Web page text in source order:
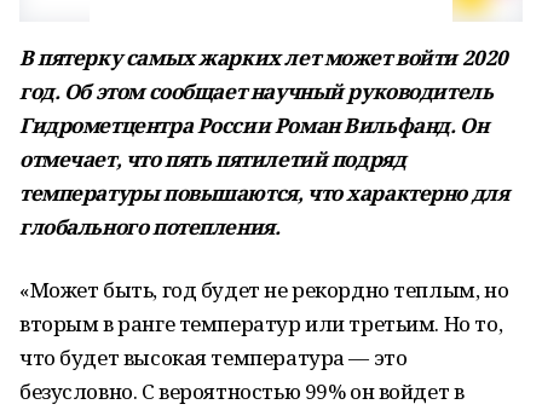
В пятерку самых жарких лет может войти 2020
год. Об этом сообщает научный руководитель
Гидрометцентра России Роман Вильфанд. Он
отмечает, что пять пятилетий подряд
температуры повышаются, что характерно для
глобального потепления.
«Может быть, год будет не рекордно теплым, но
вторым в ранге температур или третьим. Но то,
что будет высокая температура — это
безусловно. С вероятностью 99% он войдет в